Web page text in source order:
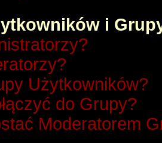
i
Użytkowników?
do Grupy?
Moderatorem